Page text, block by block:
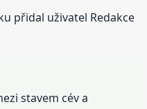
přidal uživatel Redakce
stavem cév a